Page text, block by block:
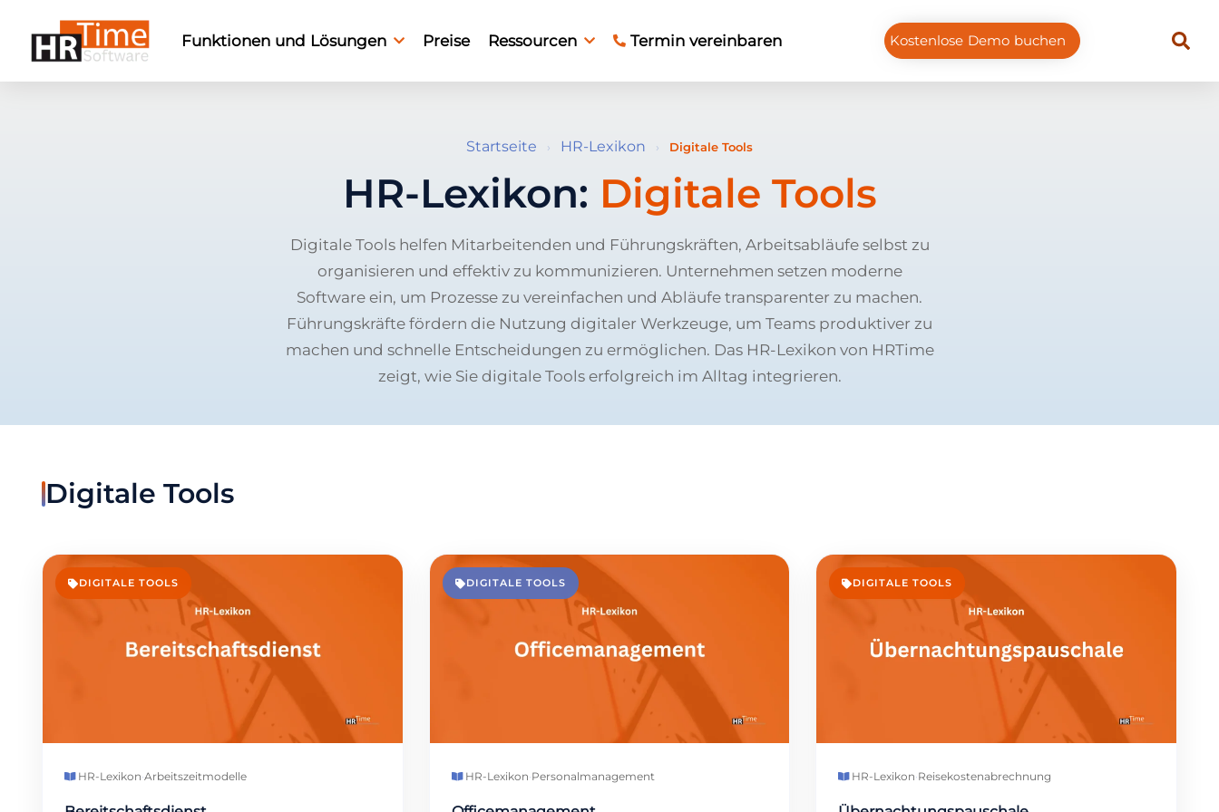
Funktionen und Lösungen Preise Ressourcen Termin vereinbaren Kostenlose Demo buchen
Startseite › HR-Lexikon › Digitale Tools
HR-Lexikon: Digitale Tools
Digitale Tools helfen Mitarbeitenden und Führungskräften, Arbeitsabläufe selbst zu
organisieren und effektiv zu kommunizieren. Unternehmen setzen moderne
Software ein, um Prozesse zu vereinfachen und Abläufe transparenter zu machen.
Führungskräfte fördern die Nutzung digitaler Werkzeuge, um Teams produktiver zu
machen und schnelle Entscheidungen zu ermöglichen. Das HR-Lexikon von HRTime
zeigt, wie Sie digitale Tools erfolgreich im Alltag integrieren.
Digitale Tools
DIGITALE TOOLS
HR-Lexikon·Arbeitszeitmodelle
DIGITALE TOOLS
HR-Lexikon·Personalmanagement
DIGITALE TOOLS
HR-Lexikon·Reisekostenabrechnung